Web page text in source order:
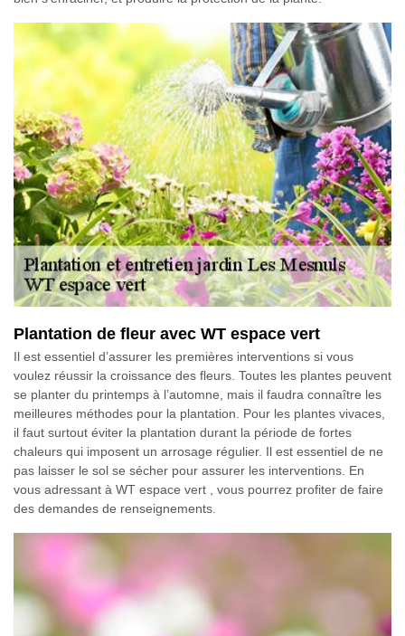
Plantation de fleur avec WT espace vert
Il est essentiel d’assurer les premières interventions si vous
voulez réussir la croissance des fleurs. Toutes les plantes peuvent
se planter du printemps à l’automne, mais il faudra connaître les
meilleures méthodes pour la plantation. Pour les plantes vivaces,
il faut surtout éviter la plantation durant la période de fortes
chaleurs qui imposent un arrosage régulier. Il est essentiel de ne
pas laisser le sol se sécher pour assurer les interventions. En
vous adressant à WT espace vert , vous pourrez profiter de faire
des demandes de renseignements.